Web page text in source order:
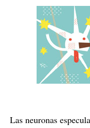
Las neuronas